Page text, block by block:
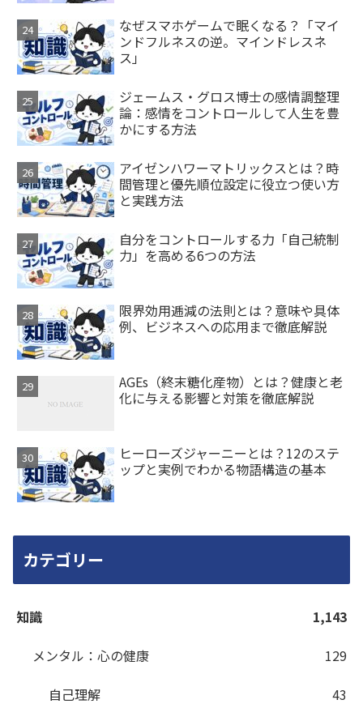
なぜスマホゲームで眠くなる？「マイ
ンドフルネスの逆。マインドレスネ
ス」
ジェームス・グロス博士の感情調整理
論：感情をコントロールして人生を豊
かにする方法
アイゼンハワーマトリックスとは？時
間管理と優先順位設定に役立つ使い方
と実践方法
自分をコントロールする力「自己統制
力」を高める6つの方法
限界効用逓減の法則とは？意味や具体
例、ビジネスへの応用まで徹底解説
AGEs（終末糖化産物）とは？健康と老
化に与える影響と対策を徹底解説
ヒーローズジャーニーとは？12のステ
ップと実例でわかる物語構造の基本
カテゴリー
知識
1,143
メンタル：心の健康
129
自己理解
43